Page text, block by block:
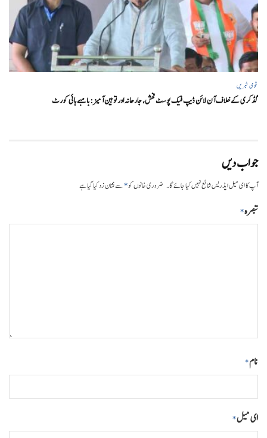
قومی خبریں
گڈکری کے خلاف آن لائن ڈیپ فیک پوسٹ فحش، جارحانہ اور توہین آمیز:بامبے ہائی کورٹ
جواب دیں
آپ کا ای میل ایڈریس شائع نہیں کیا جائے گا۔ ضروری خانوں کو*سے نشان زد کیا گیا ہے
تبصرہ*
نام*
ای میل*